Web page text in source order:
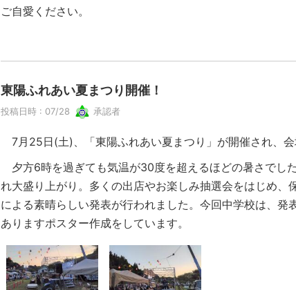
ご自愛ください。
東陽ふれあい夏まつり開催！
投稿日時 : 07/28 承認者
7月25日(土)、「東陽ふれあい夏まつり」が開催され、会
夕方6時を過ぎても気温が30度を超えるほどの暑さでし
れ大盛り上がり。多くの出店やお楽しみ抽選会をはじめ
による素晴らしい発表が行われました。今回中学校は、
ありますポスター作成をしています。